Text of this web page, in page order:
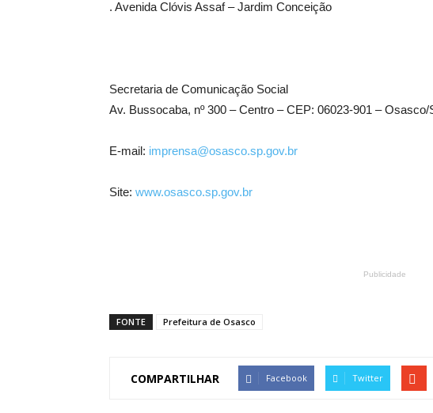
. Avenida Clóvis Assaf – Jardim Conceição
Secretaria de Comunicação Social
Av. Bussocaba, nº 300 – Centro – CEP: 06023-901 – Osasco/
E-mail: imprensa@osasco.sp.gov.br
Site: www.osasco.sp.gov.br
Publicidade
FONTE Prefeitura de Osasco
COMPARTILHAR Facebook Twitter